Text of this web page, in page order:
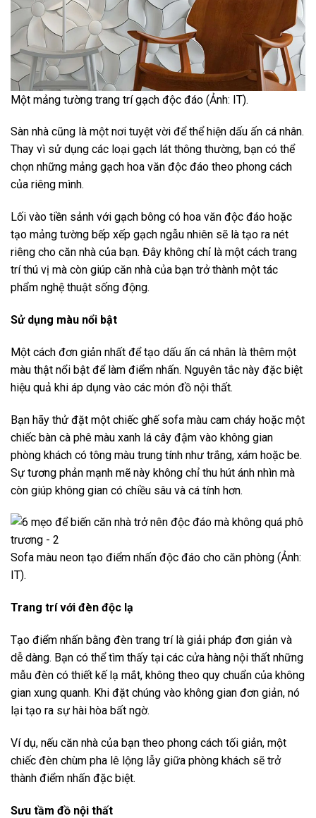
Một mảng tường trang trí gạch độc đáo (Ảnh: IT).
Sàn nhà cũng là một nơi tuyệt vời để thể hiện dấu ấn cá nhân.
Thay vì sử dụng các loại gạch lát thông thường, bạn có thể
chọn những mảng gạch hoa văn độc đáo theo phong cách
của riêng mình.
Lối vào tiền sảnh với gạch bông có hoa văn độc đáo hoặc
tạo mảng tường bếp xếp gạch ngẫu nhiên sẽ là tạo ra nét
riêng cho căn nhà của bạn. Đây không chỉ là một cách trang
trí thú vị mà còn giúp căn nhà của bạn trở thành một tác
phẩm nghệ thuật sống động.
Sử dụng màu nổi bật
Một cách đơn giản nhất để tạo dấu ấn cá nhân là thêm một
màu thật nổi bật để làm điểm nhấn. Nguyên tắc này đặc biệt
hiệu quả khi áp dụng vào các món đồ nội thất.
Bạn hãy thử đặt một chiếc ghế sofa màu cam cháy hoặc một
chiếc bàn cà phê màu xanh lá cây đậm vào không gian
phòng khách có tông màu trung tính như trắng, xám hoặc be.
Sự tương phản mạnh mẽ này không chỉ thu hút ánh nhìn mà
còn giúp không gian có chiều sâu và cá tính hơn.
Sofa màu neon tạo điểm nhấn độc đáo cho căn phòng (Ảnh:
IT).
Trang trí với đèn độc lạ
Tạo điểm nhấn bằng đèn trang trí là giải pháp đơn giản và
dễ dàng. Bạn có thể tìm thấy tại các cửa hàng nội thất những
mẫu đèn có thiết kế lạ mắt, không theo quy chuẩn của không
gian xung quanh. Khi đặt chúng vào không gian đơn giản, nó
lại tạo ra sự hài hòa bất ngờ.
Ví dụ, nếu căn nhà của bạn theo phong cách tối giản, một
chiếc đèn chùm pha lê lộng lẫy giữa phòng khách sẽ trở
thành điểm nhấn đặc biệt.
Sưu tầm đồ nội thất